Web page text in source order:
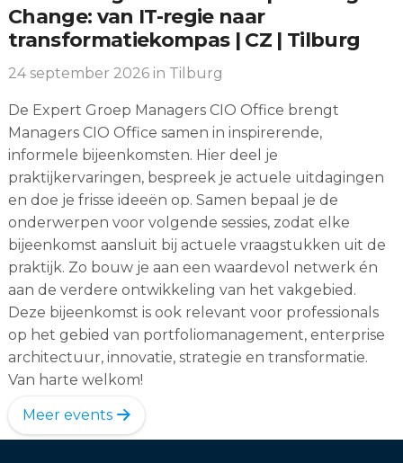
Change: van IT-regie naar
transformatiekompas | CZ | Tilburg
24 september 2026in Tilburg
De Expert Groep Managers CIO Office brengt
Managers CIO Office samen in inspirerende,
informele bijeenkomsten. Hier deel je
praktijkervaringen, bespreek je actuele uitdagingen
en doe je frisse ideeën op. Samen bepaal je de
onderwerpen voor volgende sessies, zodat elke
bijeenkomst aansluit bij actuele vraagstukken uit de
praktijk. Zo bouw je aan een waardevol netwerk én
aan de verdere ontwikkeling van het vakgebied.
Deze bijeenkomst is ook relevant voor professionals
op het gebied van portfoliomanagement, enterprise
architectuur, innovatie, strategie en transformatie.
Van harte welkom!
Meer events